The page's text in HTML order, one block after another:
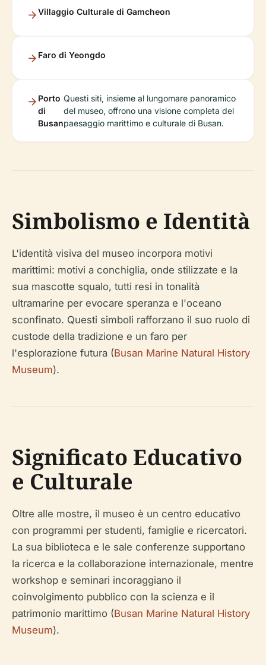
Villaggio Culturale di Gamcheon
Faro di Yeongdo
Porto
di
Busan
Questi siti, insieme al lungomare panoramico
del museo, offrono una visione completa del
paesaggio marittimo e culturale di Busan.
Simbolismo e Identità
L'identità visiva del museo incorpora motivi
marittimi: motivi a conchiglia, onde stilizzate e la
sua mascotte squalo, tutti resi in tonalità
ultramarine per evocare speranza e l'oceano
sconfinato. Questi simboli rafforzano il suo ruolo di
custode della tradizione e un faro per
l'esplorazione futura (Busan Marine Natural History
Museum).
Significato Educativo
e Culturale
Oltre alle mostre, il museo è un centro educativo
con programmi per studenti, famiglie e ricercatori.
La sua biblioteca e le sale conferenze supportano
la ricerca e la collaborazione internazionale, mentre
workshop e seminari incoraggiano il
coinvolgimento pubblico con la scienza e il
patrimonio marittimo (Busan Marine Natural History
Museum).